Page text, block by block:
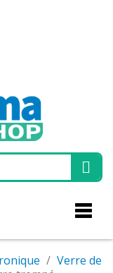
Verre de